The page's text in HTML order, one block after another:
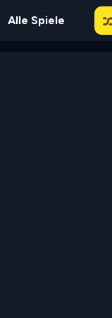
Show
Alle Spiele